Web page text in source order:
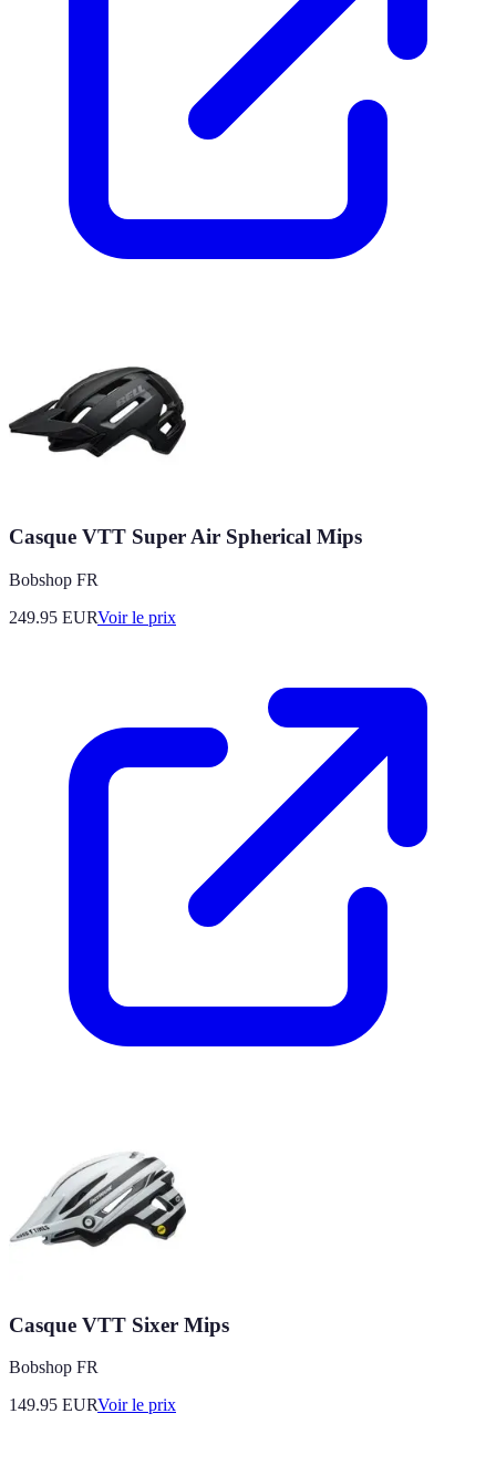
Casque VTT Super Air Spherical Mips
Bobshop FR
249.95 EURVoir le prix
Casque VTT Sixer Mips
Bobshop FR
149.95 EURVoir le prix